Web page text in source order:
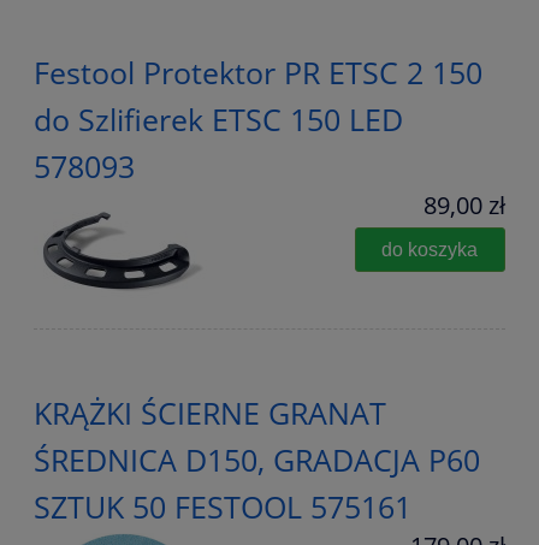
Festool Protektor PR ETSC 2 150
do Szlifierek ETSC 150 LED
578093
89,00 zł
do koszyka
KRĄŻKI ŚCIERNE GRANAT
ŚREDNICA D150, GRADACJA P60
SZTUK 50 FESTOOL 575161